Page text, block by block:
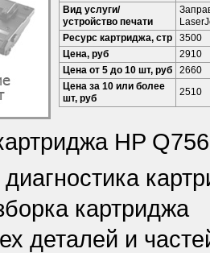
Вид услуги/
устройство печати
Ресурс картриджа, стр
3500
Цена, руб
2910
Цена от 5 до 10 шт, руб
2660
Цена за 10 или более
шт, руб
2510
HP
картриджа
деталей и